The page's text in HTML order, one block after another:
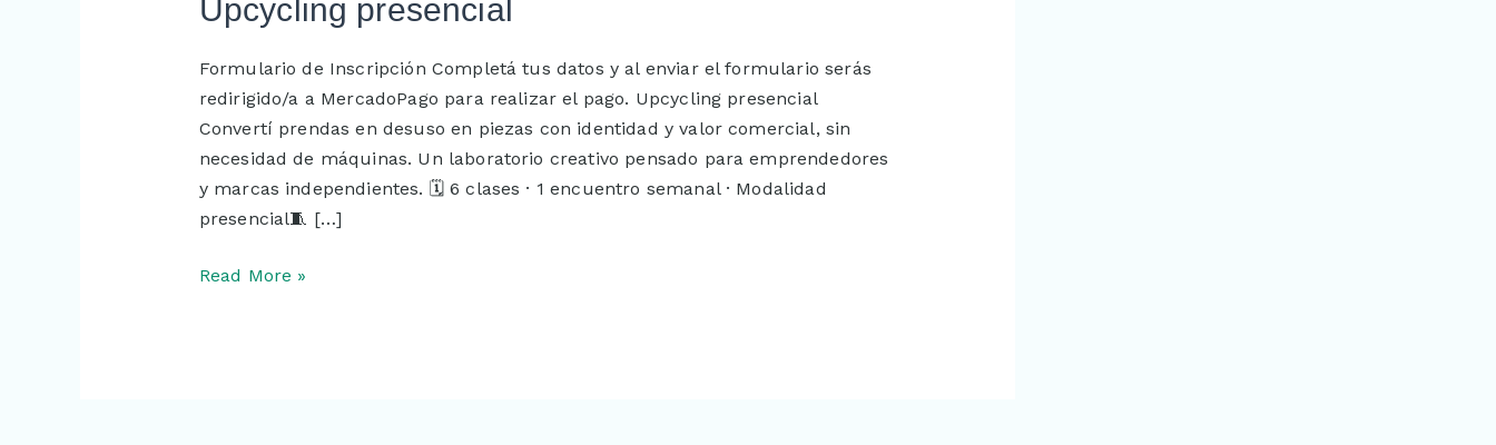
Upcycling presencial
Formulario de Inscripción Completá tus datos y al enviar el formulario serás
redirigido/a a MercadoPago para realizar el pago. Upcycling presencial
Convertí prendas en desuso en piezas con identidad y valor comercial, sin
necesidad de máquinas. Un laboratorio creativo pensado para emprendedores
y marcas independientes. 🗓️ 6 clases · 1 encuentro semanal · Modalidad
presencial🧵 […]
presencial
Read More »